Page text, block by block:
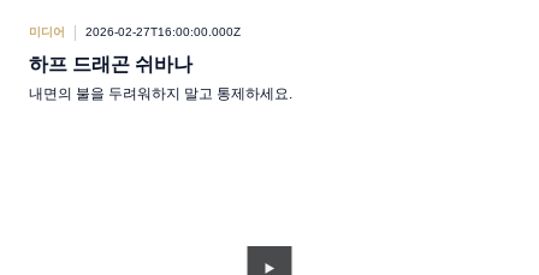
미디어 2026-02-27T16:00:00.000Z
하프 드래곤 쉬바나
내면의 불을 두려워하지 말고 통제하세요.